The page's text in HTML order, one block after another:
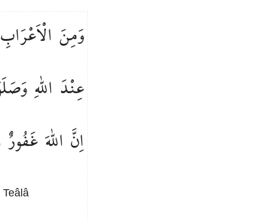
وَمِنَ الْاَعْرَابِ
عِنْدَ اللّٰهِ
اِنَّ اللّٰهَغَفُورٌ